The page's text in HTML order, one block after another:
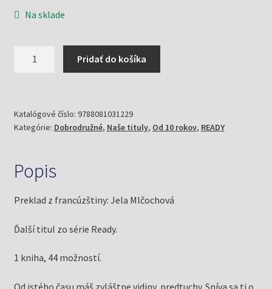
Na sklade
2:
Cassandra
M,
Guiot,
Pridať do košíka
Katalógové číslo: 9788081031229
Kategórie: Dobrodružné, Naše tituly, Od 10 rokov, READY
Popis
Preklad z francúzštiny: Jela Mlčochová
Ďalší titul zo série Ready.
1 kniha, 44 možností.